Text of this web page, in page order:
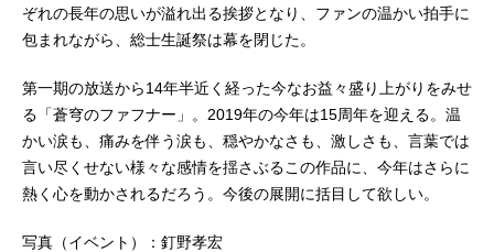
ぞれの長年の思いが溢れ出る挨拶となり、ファンの温かい拍手に
包まれながら、総士生誕祭は幕を閉じた。
第一期の放送から14年半近く経った今なお益々盛り上がりをみせ
る「蒼穹のファフナー」。2019年の今年は15周年を迎える。温
かい涙も、痛みを伴う涙も、穏やかなさも、激しさも、言葉では
言い尽くせない様々な感情を揺さぶるこの作品に、今年はさらに
熱く心を動かされるだろう。今後の展開に括目して欲しい。
写真（イベント）：釘野孝宏